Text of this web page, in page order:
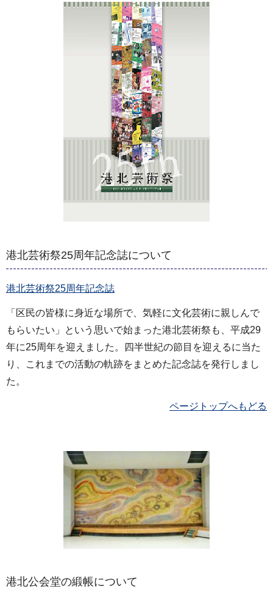
港北芸術祭25周年記念誌について
港北芸術祭25周年記念誌
「区民の皆様に身近な場所で、気軽に文化芸術に親しんで
もらいたい」という思いで始まった港北芸術祭も、平成29
年に25周年を迎えました。四半世紀の節目を迎えるに当た
り、これまでの活動の軌跡をまとめた記念誌を発行しまし
た。
ページトップへもどる
港北公会堂の緞帳について